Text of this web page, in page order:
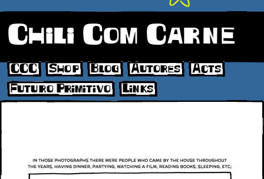
Chili Com Carne
CCC Shop Blog Autores
Acts
Futuro Primitivo
Links